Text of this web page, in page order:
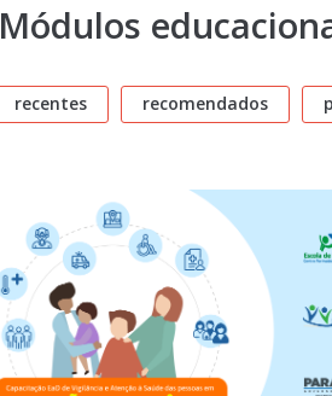
Módulos
recentes recomendados